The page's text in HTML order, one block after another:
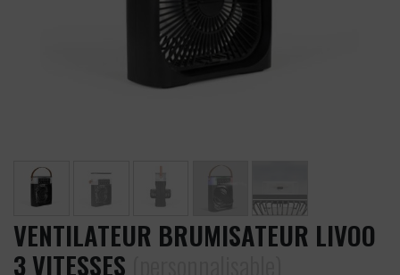
VENTILATEUR BRUMISATEUR LIVOO
3 VITESSES